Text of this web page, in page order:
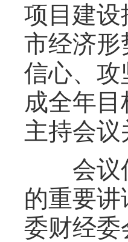
项目建设
市经济形
信心、攻
成全年
主持会议
会议传
的重要
委财经委